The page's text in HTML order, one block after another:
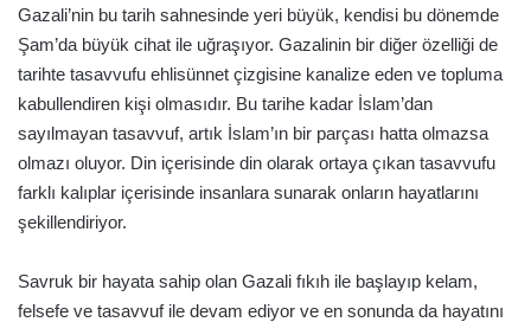
Gazali’nin bu tarih sahnesinde yeri büyük, kendisi bu dönemde
Şam’da büyük cihat ile uğraşıyor. Gazalinin bir diğer özelliği de
tarihte tasavvufu ehlisünnet çizgisine kanalize eden ve topluma
kabullendiren kişi olmasıdır. Bu tarihe kadar İslam’dan
sayılmayan tasavvuf, artık İslam’ın bir parçası hatta olmazsa
olmazı oluyor. Din içerisinde din olarak ortaya çıkan tasavvufu
farklı kalıplar içerisinde insanlara sunarak onların hayatlarını
şekillendiriyor.
Savruk bir hayata sahip olan Gazali fıkıh ile başlayıp kelam,
felsefe ve tasavvuf ile devam ediyor ve en sonunda da hayatını